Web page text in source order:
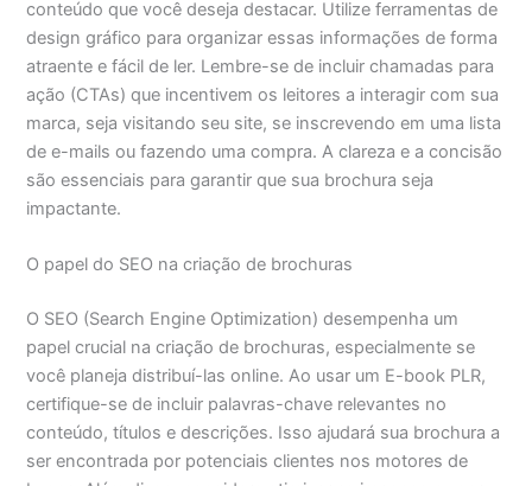
conteúdo que você deseja destacar. Utilize ferramentas de
design gráfico para organizar essas informações de forma
atraente e fácil de ler. Lembre-se de incluir chamadas para
ação (CTAs) que incentivem os leitores a interagir com sua
marca, seja visitando seu site, se inscrevendo em uma lista
de e-mails ou fazendo uma compra. A clareza e a concisão
são essenciais para garantir que sua brochura seja
impactante.
O papel do SEO na criação de brochuras
O SEO (Search Engine Optimization) desempenha um
papel crucial na criação de brochuras, especialmente se
você planeja distribuí-las online. Ao usar um E-book PLR,
certifique-se de incluir palavras-chave relevantes no
conteúdo, títulos e descrições. Isso ajudará sua brochura a
ser encontrada por potenciais clientes nos motores de